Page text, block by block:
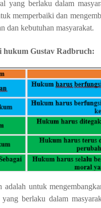
yang berlaku dalam
memperbaiki dan
dan kebutuhan masyarakat.
Gustav Radbruch:
untuk
berlaku dalam